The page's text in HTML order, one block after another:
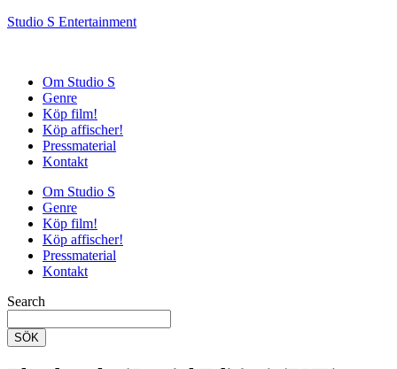
Studio S Entertainment
Om Studio S
Genre
Köp film!
Köp affischer!
Pressmaterial
Kontakt
Om Studio S
Genre
Köp film!
Köp affischer!
Pressmaterial
Kontakt
Search
SÖK